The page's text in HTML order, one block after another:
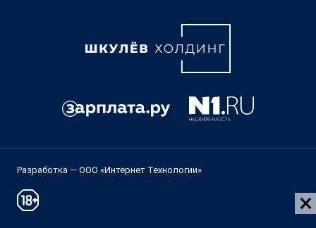
Разработка — ООО «Интернет Технологии»